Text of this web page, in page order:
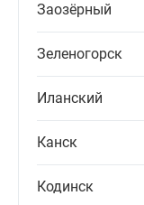
Заозёрный
Зеленогорск
Иланский
Канск
Кодинск